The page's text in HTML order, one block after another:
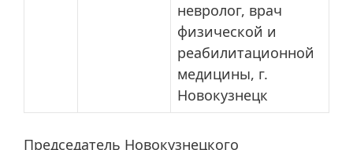
невролог, врач
физической и
реабилитационной
медицины, г.
Новокузнецк
Председатель Новокузнецкого